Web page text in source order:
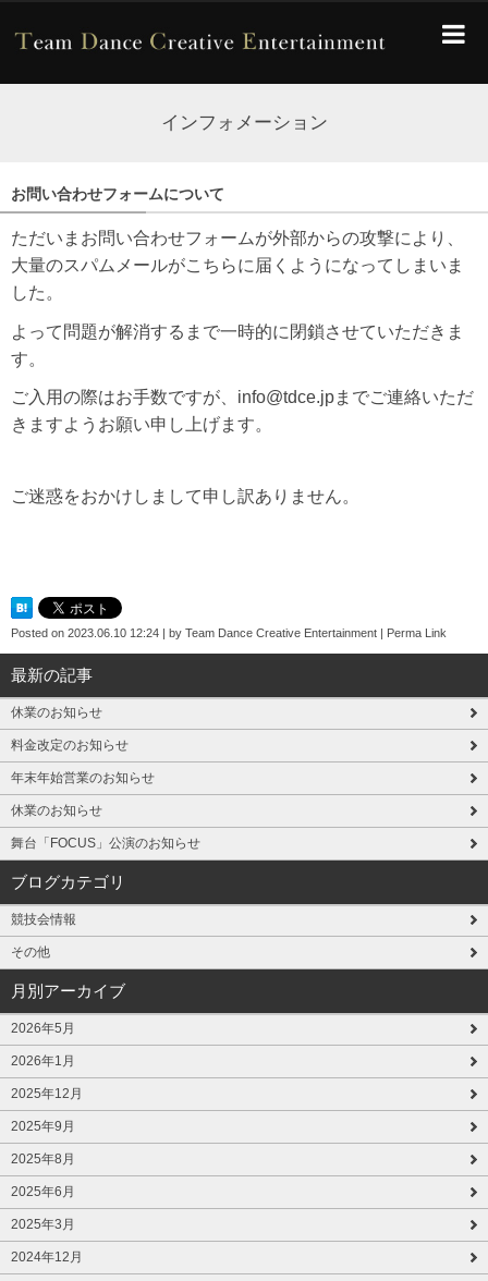
インフォメーション
お問い合わせフォームについて
ただいまお問い合わせフォームが外部からの攻撃により、
大量のスパムメールがこちらに届くようになってしまいま
した。
よって問題が解消するまで一時的に閉鎖させていただきま
す。
ご入用の際はお手数ですが、info@tdce.jpまでご連絡いただ
きますようお願い申し上げます。
ご迷惑をおかけしまして申し訳ありません。
Posted on 2023.06.10 12:24 | by Team Dance Creative Entertainment | Perma Link
最新の記事
休業のお知らせ
料金改定のお知らせ
年末年始営業のお知らせ
休業のお知らせ
舞台「FOCUS」公演のお知らせ
ブログカテゴリ
競技会情報
その他
月別アーカイブ
2026年5月
2026年1月
2025年12月
2025年9月
2025年8月
2025年6月
2025年3月
2024年12月